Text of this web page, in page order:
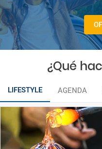
¿Qué
LIFESTYLE AGENDA